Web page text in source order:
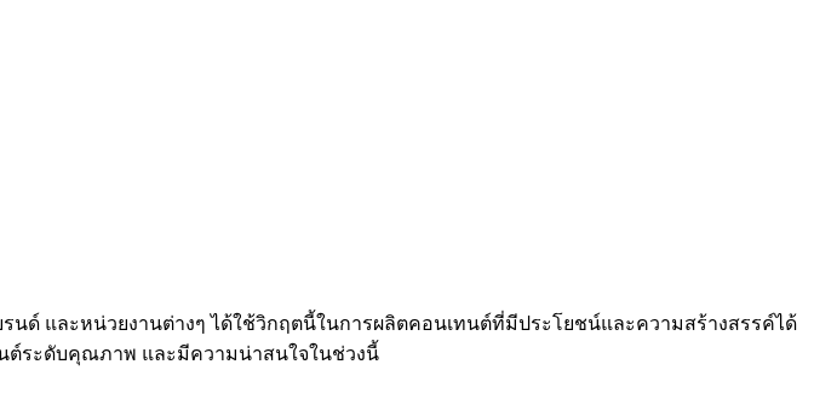
นด์ และหน่วยงานต่างๆ ได้ใช้วิกฤตนี้ในการผลิตคอนเทนต์ที่มีประโยชน์และความสร้างสรรค์ได้
นต์ระดับคุณภาพ และมีความน่าสนใจในช่วงนี้